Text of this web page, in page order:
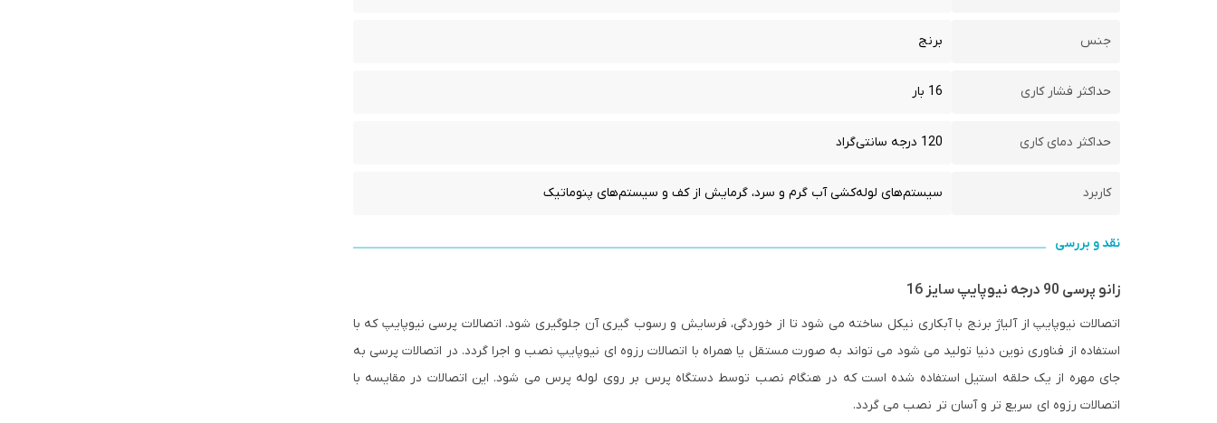
جنس برنج
حداکثر فشار کاری 16 بار
حداکثر دمای کاری 120 درجه سانتی‌گراد
کاربرد سیستم‌های لوله‌کشی آب گرم و سرد، گرمایش از کف و سیستم‌های پنوماتیک
نقد و بررسی
زانو پرسی 90 درجه نیوپایپ سایز 16
اتصالات نیوپایپ از آلیاژ برنج با آبکاری نیکل ساخته می شود تا از خوردگی، فرسایش و رسوب گیری آن جلوگیری شود. اتصالات پرسی نیوپایپ که با
استفاده از فناوری نوین دنیا تولید می شود می تواند به صورت مستقل یا همراه با اتصالات رزوه ای نیوپایپ نصب و اجرا گردد. در اتصالات پرسی به
جای مهره از یک حلقه استیل استفاده شده است که در هنگام نصب توسط دستگاه پرس بر روی لوله پرس می شود. این اتصالات در مقایسه با
اتصالات رزوه ای سریع تر و آسان تر نصب می گردد.